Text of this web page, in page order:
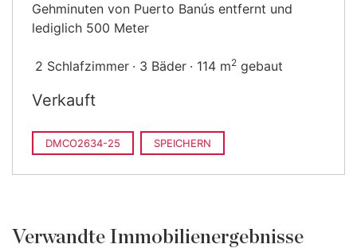
Gehminuten von Puerto Banús entfernt und
lediglich 500 Meter
2 Schlafzimmer 3 Bäder 114 m2 gebaut
Verkauft
DMCO2634-25 SPEICHERN
Verwandte Immobilienergebnisse